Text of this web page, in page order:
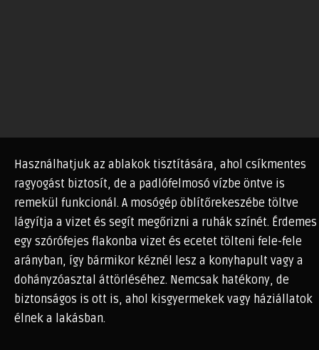
Használhatjuk az ablakok tisztítására, ahol csíkmentes
ragyogást biztosít, de a padlófelmosó vízbe öntve is
remekül funkcionál. A mosógép öblítőrekeszébe töltve
lágyítja a vizet és segít megőrizni a ruhák színét. Érdemes
egy szórófejes flakonba vizet és ecetet tölteni fele-fele
arányban, így bármikor kéznél lesz a konyhapult vagy a
dohányzóasztal áttörléséhez. Nemcsak hatékony, de
biztonságos is ott is, ahol kisgyermekek vagy háziállatok
élnek a lakásban.